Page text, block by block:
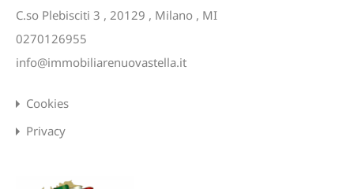
C.so Plebisciti 3 , 20129 , Milano , MI
0270126955
info@immobiliarenuovastella.it
Cookies
Privacy